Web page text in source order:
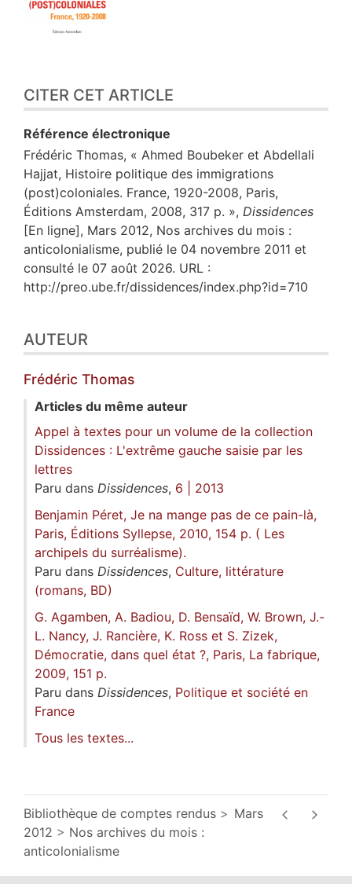
CITER CET ARTICLE
Référence électronique
Frédéric Thomas, « Ahmed Boubeker et Abdellali
Hajjat, Histoire politique des immigrations
(post)coloniales. France, 1920-2008, Paris,
Éditions Amsterdam, 2008, 317 p. », Dissidences
[En ligne], Mars 2012, Nos archives du mois :
anticolonialisme, publié le 04 novembre 2011 et
consulté le 07 août 2026. URL :
http://preo.ube.fr/dissidences/index.php?id=710
AUTEUR
Frédéric Thomas
Articles du même auteur
Appel à textes pour un volume de la collection
Dissidences : L'extrême gauche saisie par les
lettres
Paru dans Dissidences, 6 | 2013
Benjamin Péret, Je na mange pas de ce pain-là,
Paris, Éditions Syllepse, 2010, 154 p. ( Les
archipels du surréalisme).
Paru dans Dissidences, Culture, littérature
(romans, BD)
G. Agamben, A. Badiou, D. Bensaïd, W. Brown, J.-
L. Nancy, J. Rancière, K. Ross et S. Zizek,
Démocratie, dans quel état ?, Paris, La fabrique,
2009, 151 p.
Paru dans Dissidences, Politique et société en
France
Tous les textes...
Bibliothèque de comptes rendus
Mars
2012
Nos archives du mois :
anticolonialisme